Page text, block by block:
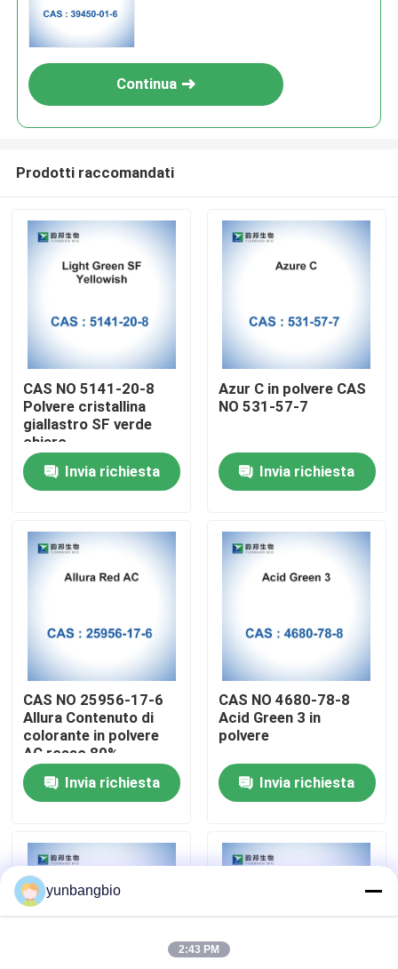
Casa
Controllo di qualità
Contattici
Notizie
Casi
amplificatori biologici
Continua
Prodotti raccomandati
CAS NO 5141-20-8
Polvere cristallina
giallastro SF verde
chiaro
Invia richiesta
Azur C in polvere CAS
NO 531-57-7
Invia richiesta
CAS NO 25956-17-6
Allura Contenuto di
colorante in polvere
AC rosso 80%
Invia richiesta
CAS NO 4680-78-8
Acid Green 3 in
polvere
Invia richiesta
yunbangbio
2:43 PM